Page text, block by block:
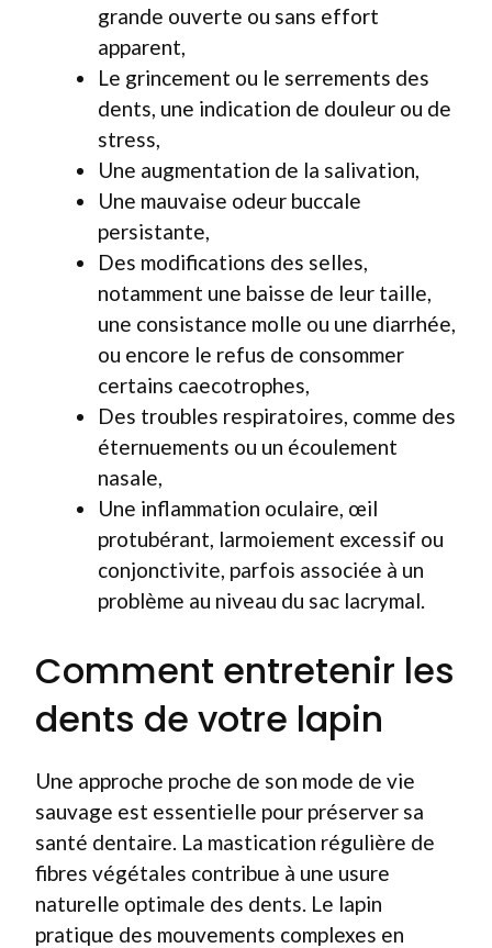
grande ouverte ou sans effort
apparent,
Le grincement ou le serrements des
dents, une indication de douleur ou de
stress,
Une augmentation de la salivation,
Une mauvaise odeur buccale
persistante,
Des modifications des selles,
notamment une baisse de leur taille,
une consistance molle ou une diarrhée,
ou encore le refus de consommer
certains caecotrophes,
Des troubles respiratoires, comme des
éternuements ou un écoulement
nasale,
Une inflammation oculaire, œil
protubérant, larmoiement excessif ou
conjonctivite, parfois associée à un
problème au niveau du sac lacrymal.
Comment entretenir les
dents de votre lapin
Une approche proche de son mode de vie
sauvage est essentielle pour préserver sa
santé dentaire. La mastication régulière de
fibres végétales contribue à une usure
naturelle optimale des dents. Le lapin
pratique des mouvements complexes en